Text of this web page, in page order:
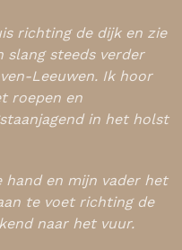
richting de dijk en zie
slang steeds verder
Leeuwen. Ik hoor
roepen en
in het holst
hand en mijn vader het
te voet richting de
naar het vuur.